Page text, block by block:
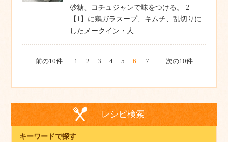
砂糖、コチュジャンで味をつける。 2
【1】に鶏ガラスープ、キムチ、乱切りに
したメークイン・人...
前の10件 1 2 3 4 5 6 7 次の10件
レシピ検索
キーワードで探す